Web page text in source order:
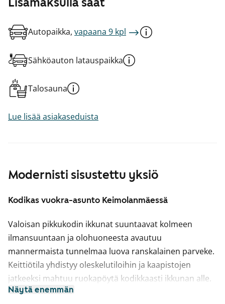
Modernisti sisustettu yksiö
Kodikas vuokra-asunto Keimolanmäessä
Valoisan pikkukodin ikkunat suuntaavat kolmeen
ilmansuuntaan ja olohuoneesta avautuu
mannermaista tunnelmaa luova ranskalainen parveke.
Keittiötila yhdistyy oleskelutiloihin ja kaapistojen
jatkeeksi mahtuu ruokapöytä kodikkaasti ikkunan alle.
Näytä enemmän
Autopaikka, vapaana 9 kpl
Sähköauton latauspaikka
Talosauna
Lue lisää asiakaseduista